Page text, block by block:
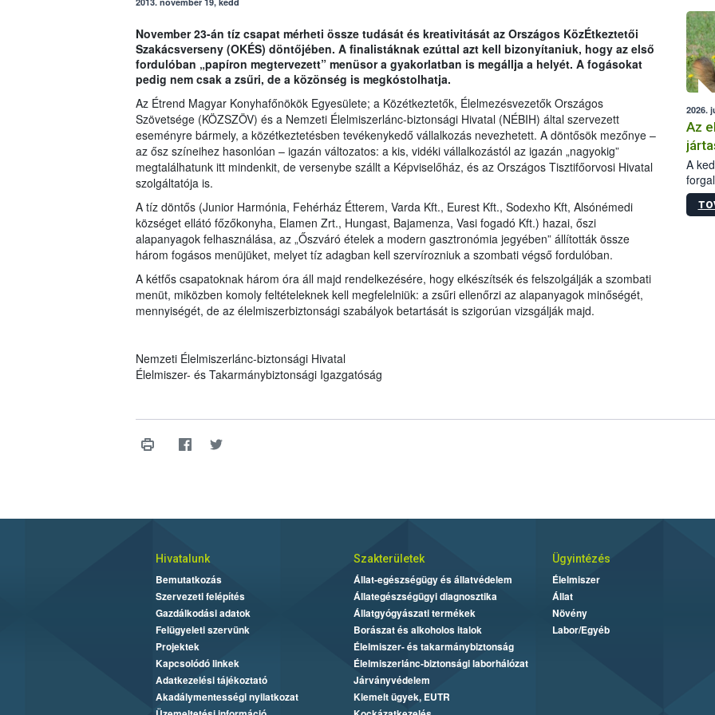
November 23-án tíz csapat mérheti össze tudását és kreativitását az Országos KözÉtkeztetői
Szakácsverseny (OKÉS) döntőjében. A finalistáknak ezúttal azt kell bizonyítaniuk, hogy az első
fordulóban „papíron megtervezett” menüsor a gyakorlatban is megállja a helyét. A fogásokat
pedig nem csak a zsűri, de a közönség is megkóstolhatja.
Az Étrend Magyar Konyhafőnökök Egyesülete; a Közétkeztetők, Élelmezésvezetők Országos
Szövetsége (KÖZSZÖV) és a Nemzeti Élelmiszerlánc-biztonsági Hivatal (NÉBIH) által szervezett
eseményre bármely, a közétkeztetésben tevékenykedő vállalkozás nevezhetett. A döntősök mezőnye –
az ősz színeihez hasonlóan – igazán változatos: a kis, vidéki vállalkozástól az igazán „nagyokig”
megtalálhatunk itt mindenkit, de versenybe szállt a Képviselőház, és az Országos Tisztifőorvosi Hivatal
szolgáltatója is.
A tíz döntős (Junior Harmónia, Fehérház Étterem, Varda Kft., Eurest Kft., Sodexho Kft, Alsónémedi
községet ellátó főzőkonyha, Elamen Zrt., Hungast, Bajamenza, Vasi fogadó Kft.) hazai, őszi
alapanyagok felhasználása, az „Őszváró ételek a modern gasztronómia jegyében” állították össze
három fogásos menüjüket, melyet tíz adagban kell szervírozniuk a szombati végső fordulóban.
A kétfős csapatoknak három óra áll majd rendelkezésére, hogy elkészítsék és felszolgálják a szombati
menüt, miközben komoly feltételeknek kell megfelelniük: a zsűri ellenőrzi az alapanyagok minőségét,
mennyiségét, de az élelmiszerbiztonsági szabályok betartását is szigorúan vizsgálják majd.
Nemzeti Élelmiszerlánc-biztonsági Hivatal
Élelmiszer- és Takarmánybiztonsági Igazgatóság
2026.
Az
A
Hivatalunk
Bemutatkozás
Szervezeti felépítés
Gazdálkodási adatok
Felügyeleti szervünk
Projektek
Kapcsolódó linkek
Adatkezelési tájékoztató
Akadálymentességi nyilatkozat
Szakterületek
Állat-egészségügy és állatvédelem
Állategészségügyi diagnosztika
Állatgyógyászati termékek
Borászat és alkoholos italok
Élelmiszer- és takarmánybiztonság
Élelmiszerlánc-biztonsági laborhálózat
Járványvédelem
Kiemelt ügyek, EUTR
Ügyintézés
Élelmiszer
Állat
Növény
Labor/Egyéb